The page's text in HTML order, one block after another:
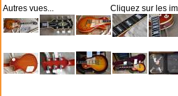
Autres vues... Cliquez sur les